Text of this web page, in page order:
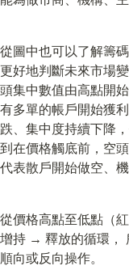
從圖中也可以了解籌
更好地判斷未來市場
頭集中數值由高點開
有多單的帳戶開始獲
跌、集中度持續下降
到在價格觸底前，空
代表散戶開始做空、
從價格高點至低點（
增持 → 釋放的循環，
順向或反向操作。